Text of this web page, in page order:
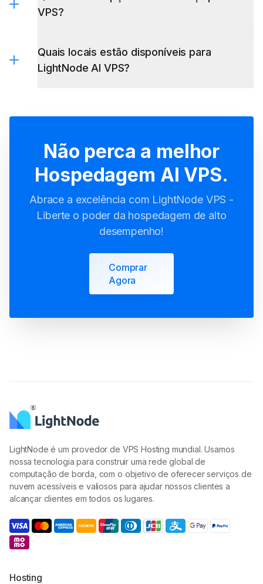
VPS?
Quais locais estão disponíveis para
LightNode AI VPS?
Não perca a melhor
Hospedagem AI VPS.
Abrace a excelência com LightNode VPS -
Liberte o poder da hospedagem de alto
desempenho!
Comprar
Agora
LightNode é um provedor de VPS Hosting mundial. Usamos
nossa tecnologia para construir uma rede global de
computação de borda, com o objetivo de oferecer serviços de
nuvem acessíveis e valiosos para ajudar nossos clientes a
alcançar clientes em todos os lugares.
Hosting